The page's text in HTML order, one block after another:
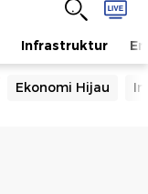
Infrastruktur
Ekonomi Hijau